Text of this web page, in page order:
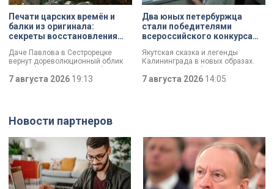
профессионала — это не порча
имущества, а яркий стрит-арт,
который не имеет ничего общего с
вандализмом.
Печати царских времён и
балки из оригинала:
секреты восстановления
Даче Павлова в Сестрорецке
вернут дореволюционный облик
метр». Это льготная арендная
Александра Беглова, срок
договора рассчитан на 49 лет, из
которых за семь арендатор
должен полностью выполнить все
обязательства. Как
восстанавливают яркий пример
деревянного модерна и почему
эта история уникальна?
7 августа 2026 19:13
Два юных петербуржца
стали победителями
всероссийского конкурса
Якутская сказка и легенды
Калининграда в новых образах.
победителями всероссийского
7 августа 2026 14:05
Новости партнеров